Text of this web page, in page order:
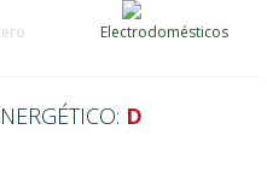
Electrodomésticos
D